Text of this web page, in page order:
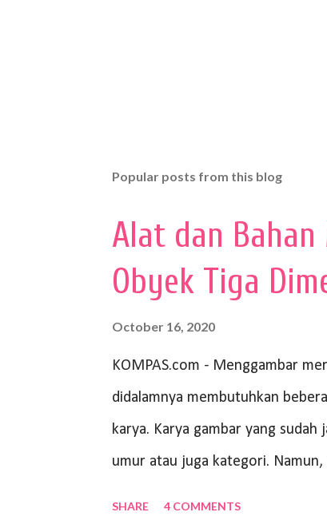
Popular posts from this blog
Alat dan
Obyek Tiga
October 16, 2020
KOMPAS.com - Menggambar
didalamnya membutuhkan
karya. Karya gambar yang sudah
umur atau juga kategori.
SHARE 4 COMMENTS